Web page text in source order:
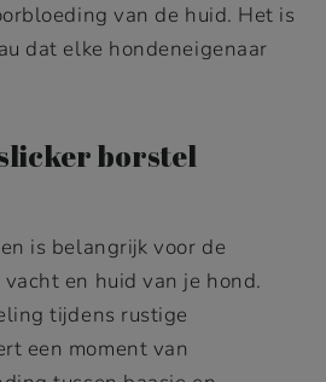
van de huid. Het is
dat elke hondeneigenaar
borstel
is belangrijk voor de
en huid van je hond.
tijdens rustige
een moment van